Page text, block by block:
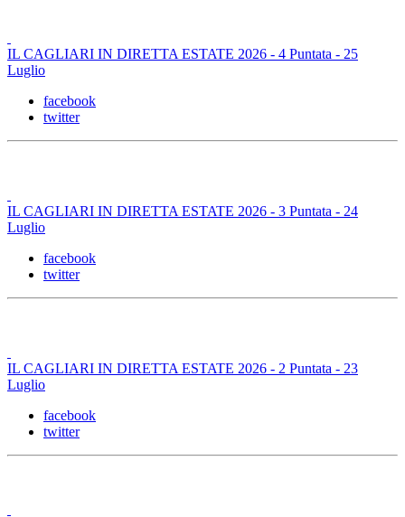
IL CAGLIARI IN DIRETTA ESTATE 2026 - 4 Puntata - 25
Luglio
facebook
twitter
IL CAGLIARI IN DIRETTA ESTATE 2026 - 3 Puntata - 24
Luglio
facebook
twitter
IL CAGLIARI IN DIRETTA ESTATE 2026 - 2 Puntata - 23
Luglio
facebook
twitter